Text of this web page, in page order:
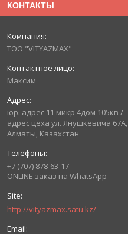
КОНТАКТЫ
ТОО "VITYAZMAX"
Максим
юр. адрес 11 микр 4дом 105кв /
адрес цеха ул. Янушкевича 67А,
Алматы, Казахстан
+7 (707) 878-63-17
ONLINE заказ на WhatsApp
http://vityazmax.satu.kz/